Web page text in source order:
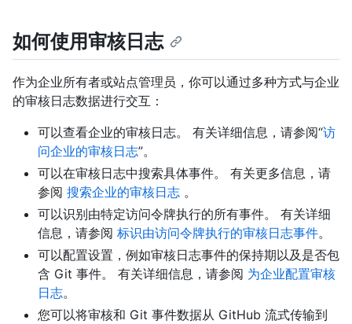
如何使用审核日志
作为企业所有者或站点管理员，你可以通过多种方式与企业
的审核日志数据进行交互：
可以查看企业的审核日志。 有关详细信息，请参阅“访
问企业的审核日志”。
可以在审核日志中搜索具体事件。 有关更多信息，请
参阅 搜索企业的审核日志 。
可以识别由特定访问令牌执行的所有事件。 有关详细
信息，请参阅 标识由访问令牌执行的审核日志事件。
可以配置设置，例如审核日志事件的保持期以及是否包
含 Git 事件。 有关详细信息，请参阅 为企业配置审核
日志。
您可以将审核和 Git 事件数据从 GitHub 流式传输到